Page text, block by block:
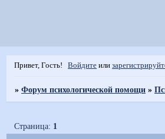
Привет, Гость! Войдите или
»Форум психологической помощи »
Страница: 1